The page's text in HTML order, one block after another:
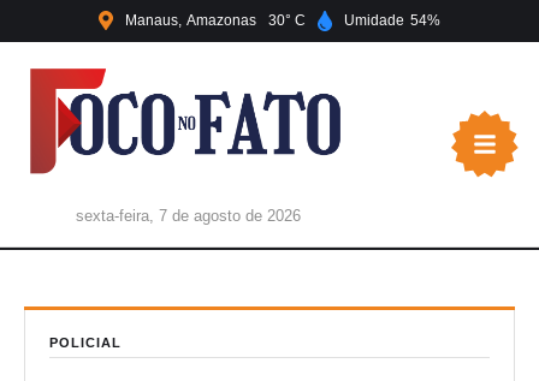
Manaus Amazonas 30 Umidade 54
sexta-feira, 7 de agosto de 2026
POLICIAL